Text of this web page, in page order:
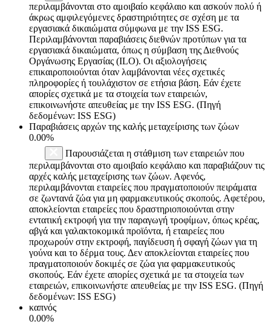
περιλαμβάνονται στο αμοιβαίο κεφάλαιο και ασκούν πολύ ή
άκρως αμφιλεγόμενες δραστηριότητες σε σχέση με τα
εργασιακά δικαιώματα σύμφωνα με την ISS ESG.
Περιλαμβάνονται παραβιάσεις διεθνών προτύπων για τα
εργασιακά δικαιώματα, όπως η σύμβαση της Διεθνούς
Οργάνωσης Εργασίας (ILO). Οι αξιολογήσεις
επικαιροποιούνται όταν λαμβάνονται νέες σχετικές
πληροφορίες ή τουλάχιστον σε ετήσια βάση. Εάν έχετε
απορίες σχετικά με τα στοιχεία των εταιρειών,
επικοινωνήστε απευθείας με την ISS ESG. (Πηγή
δεδομένων: ISS ESG)
Παραβιάσεις αρχών της καλής μεταχείρισης των ζώων
0.00%
Παρουσιάζεται η στάθμιση των εταιρειών που
περιλαμβάνονται στο αμοιβαίο κεφάλαιο και παραβιάζουν τις
αρχές καλής μεταχείρισης των ζώων. Αφενός,
περιλαμβάνονται εταιρείες που πραγματοποιούν πειράματα
σε ζωντανά ζώα για μη φαρμακευτικούς σκοπούς. Αφετέρου,
αποκλείονται εταιρείες που δραστηριοποιούνται στην
εντατική εκτροφή για την παραγωγή τροφίμων, όπως κρέας,
αβγά και γαλακτοκομικά προϊόντα, ή εταιρείες που
προχωρούν στην εκτροφή, παγίδευση ή σφαγή ζώων για τη
γούνα και το δέρμα τους. Δεν αποκλείονται εταιρείες που
πραγματοποιούν δοκιμές σε ζώα για φαρμακευτικούς
σκοπούς. Εάν έχετε απορίες σχετικά με τα στοιχεία των
εταιρειών, επικοινωνήστε απευθείας με την ISS ESG. (Πηγή
δεδομένων: ISS ESG)
καπνός
0.00%